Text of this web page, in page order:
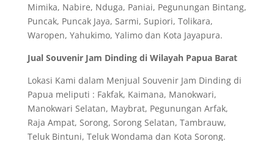
Mimika, Nabire, Nduga, Paniai, Pegunungan Bintang,
Puncak, Puncak Jaya, Sarmi, Supiori, Tolikara,
Waropen, Yahukimo, Yalimo dan Kota Jayapura.
Jual Souvenir Jam Dinding di Wilayah Papua Barat
Lokasi Kami dalam Menjual Souvenir Jam Dinding di
Papua meliputi : Fakfak, Kaimana, Manokwari,
Manokwari Selatan, Maybrat, Pegunungan Arfak,
Raja Ampat, Sorong, Sorong Selatan, Tambrauw,
Teluk Bintuni, Teluk Wondama dan Kota Sorong.